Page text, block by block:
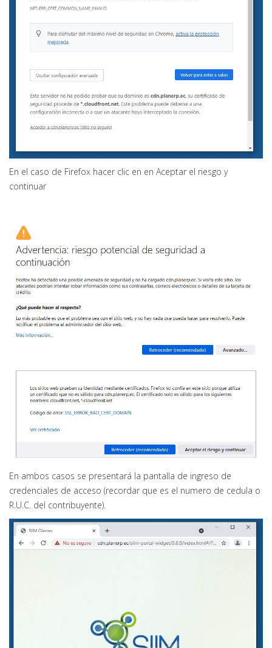
En el caso de Firefox hacer clic en en Aceptar el riesgo y
continuar
En ambos casos se presentará la pantalla de ingreso de
credenciales de acceso (recordar que es el numero de cedula o
R.U.C. del contribuyente).